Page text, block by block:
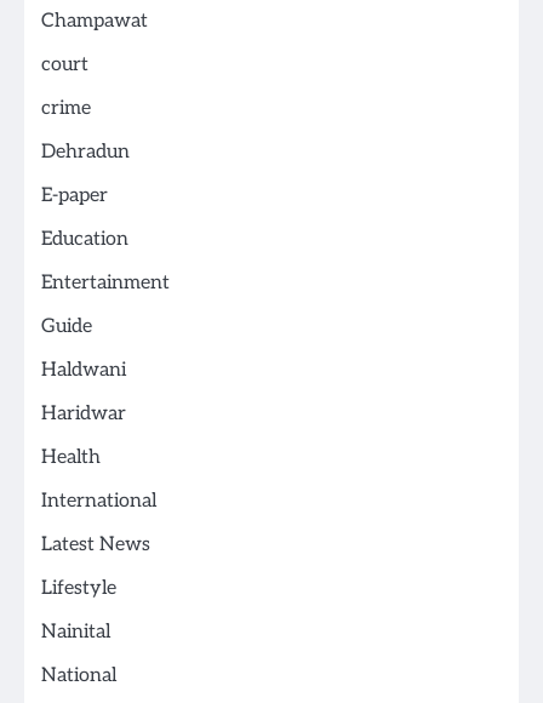
Champawat
court
crime
Dehradun
E-paper
Education
Entertainment
Guide
Haldwani
Haridwar
Health
International
Latest News
Lifestyle
Nainital
National